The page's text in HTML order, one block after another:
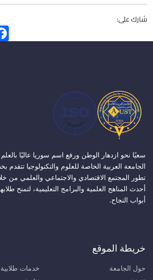
شارك على:
سعيًا نحو ازدهار الوطن ورفع اسم سوريا عاليًا
الجامعة العربية الخاصة للعلوم والتكنولوجيا تتقدم
تطور المجتمع الاقتصادي والاجتماعي والعلمي من
أحدث المناهج العلمية والبرامج التعليمية، لتمنح
أبواب النجاح.
خريطة الموقع
حول الجامعة
خدمات طلابية